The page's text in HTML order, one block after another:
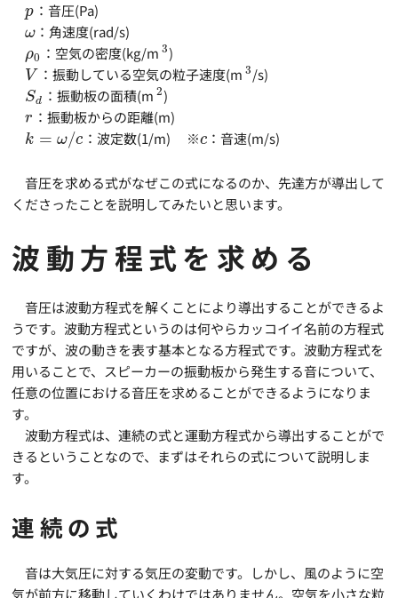
p ：音圧(Pa)
ω ：角速度(rad/s)
ρ0 ：空気の密度(kg/m 3)
V ：振動している空気の粒子速度(m 3/s)
Sd ：振動板の面積(m2)
r ：振動板からの距離(m)
k = ω/c ：波定数(1/m) ※c：音速(m/s)
音圧を求める式がなぜこの式になるのか、先達方が導出して
くださったことを説明してみたいと思います。
波動方程式を求める
音圧は波動方程式を解くことにより導出することができるよ
うです。波動方程式というのは何やらカッコイイ名前の方程式
ですが、波の動きを表す基本となる方程式です。波動方程式を
用いることで、スピーカーの振動板から発生する音について、
任意の位置における音圧を求めることができるようになりま
す。
波動方程式は、連続の式と運動方程式から導出することがで
きるということなので、まずはそれらの式について説明しま
す。
連続の式
音は大気圧に対する気圧の変動です。しかし、風のように空
気が前方に移動していくわけではありません。空気を小さな粒